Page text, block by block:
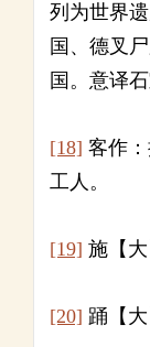
列为世界
国、德叉
国。意译
[18] 客作
工人。
[19] 施【
[20] 踊【